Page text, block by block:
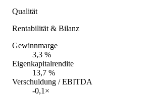
Qualität
Rentabilität & Bilanz
Gewinnmarge
3,3 %
Eigenkapitalrendite
13,7 %
Verschuldung / EBITDA
-0,1×